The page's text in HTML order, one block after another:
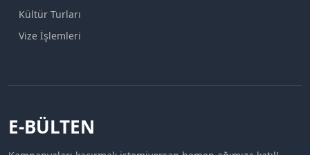
Kültür Turları
Vize İşlemleri
E-BÜLTEN